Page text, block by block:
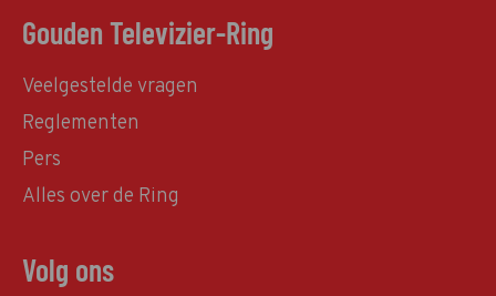
Gouden Televizier-Ring
Veelgestelde vragen
Reglementen
Pers
Alles over de Ring
Volg ons